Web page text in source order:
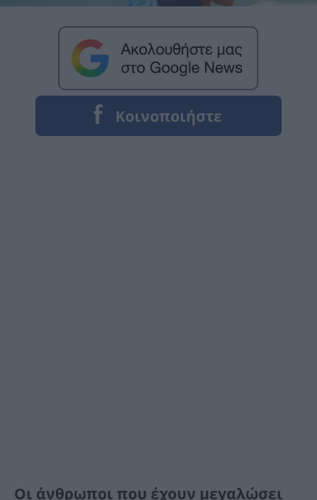
Οι άνθρωποι που έχουν μεγαλώσει